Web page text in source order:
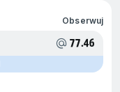
Obserwuj
77.46